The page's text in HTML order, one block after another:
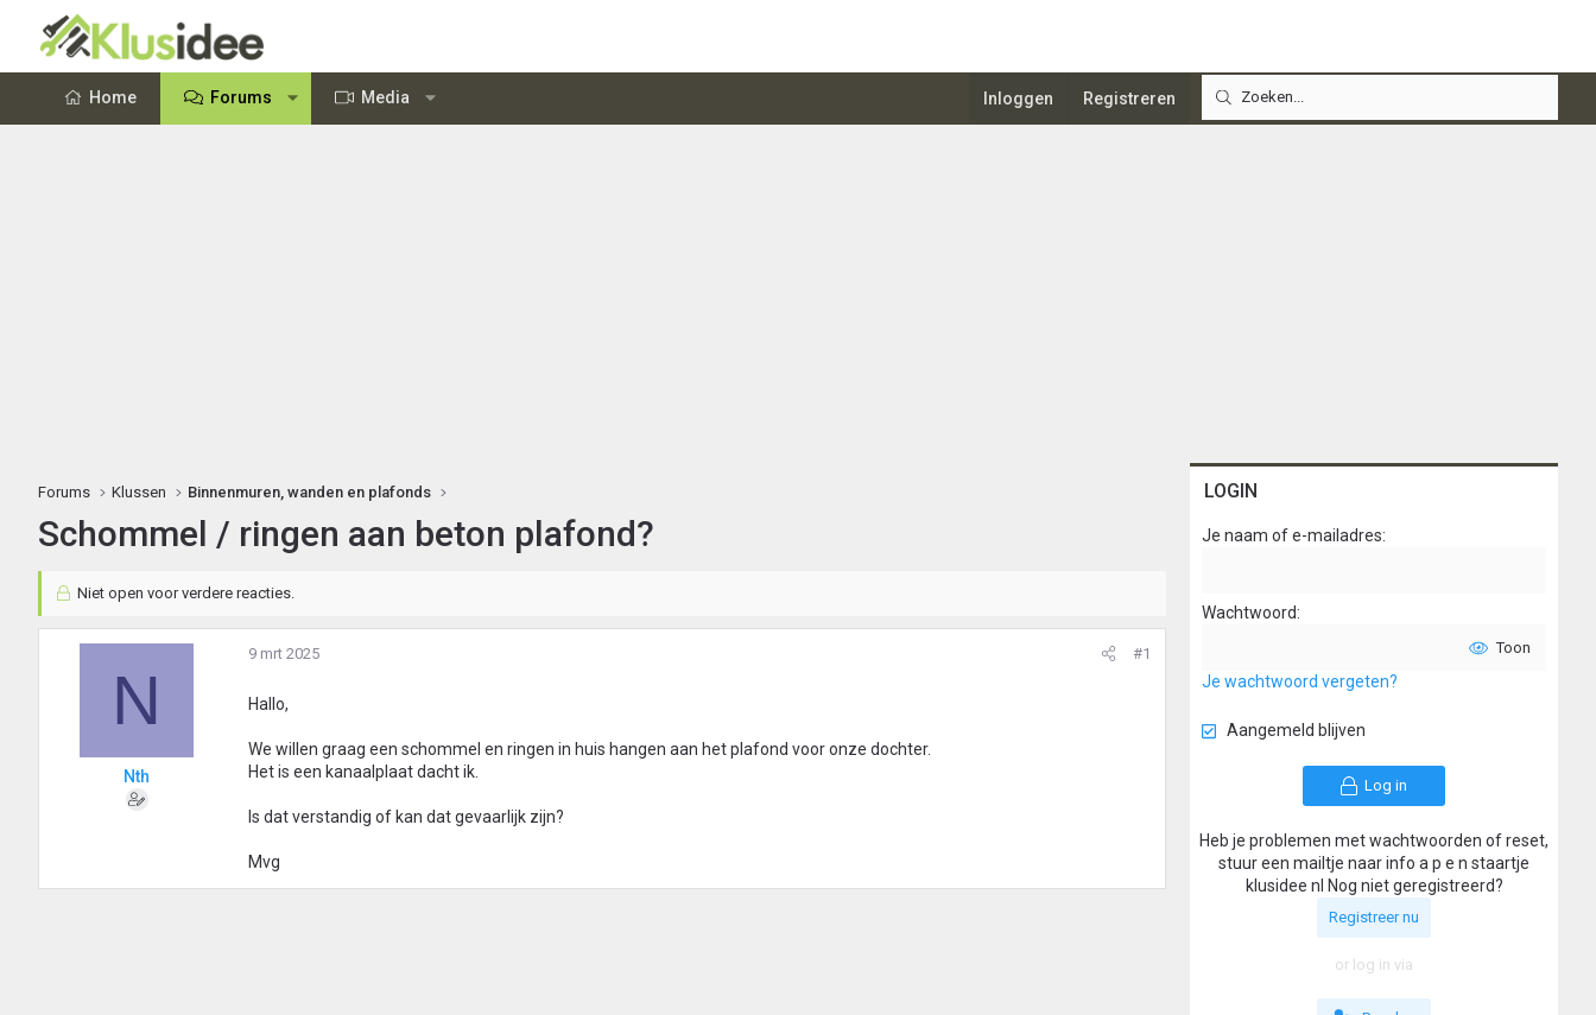
Home Forums Media Inloggen Registreren
Forums Klussen Binnenmuren, wanden en plafonds
Schommel / ringen aan beton plafond?
Niet open voor verdere reacties.
N
Nth
9 mrt 2025 #1
Hallo,
We willen graag een schommel en ringen in huis hangen aan het plafond voor onze dochter.
Het is een kanaalplaat dacht ik.
Is dat verstandig of kan dat gevaarlijk zijn?
Mvg
LOGIN
Je naam of e-mailadres
Wachtwoord
Toon
Je wachtwoord vergeten?
Aangemeld blijven
Log in
Heb je problemen met wachtwoorden of reset,
stuur een mailtje naar info a p e n staartje
klusidee nl Nog niet geregistreerd?
Registreer nu
or log in via